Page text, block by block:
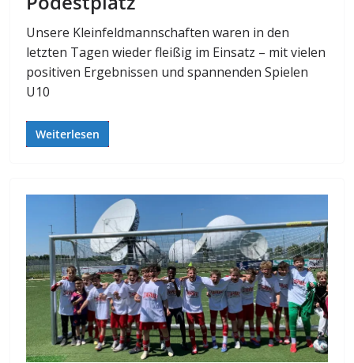
Unsere Kleinfeldmannschaften waren in den
letzten Tagen wieder fleißig im Einsatz – mit vielen
positiven Ergebnissen und spannenden Spielen
U10
Weiterlesen